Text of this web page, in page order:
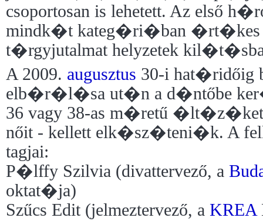
csoportosan is lehetett. Az első
mindk�t kateg�ri�ban �rt�kes
t�rgyjutalmat helyzetek kil�t�sba
A 2009. augusztus 30-i
elb�r�l�sa ut�n a d�ntőbe
36 vagy 38-as m�retű
nőit - kellett elk�sz�teni�k. A
tagjai:
P�lffy Szilvia (divattervező, a
oktat�ja)
Szűcs Edit (jelmeztervező, a KREA